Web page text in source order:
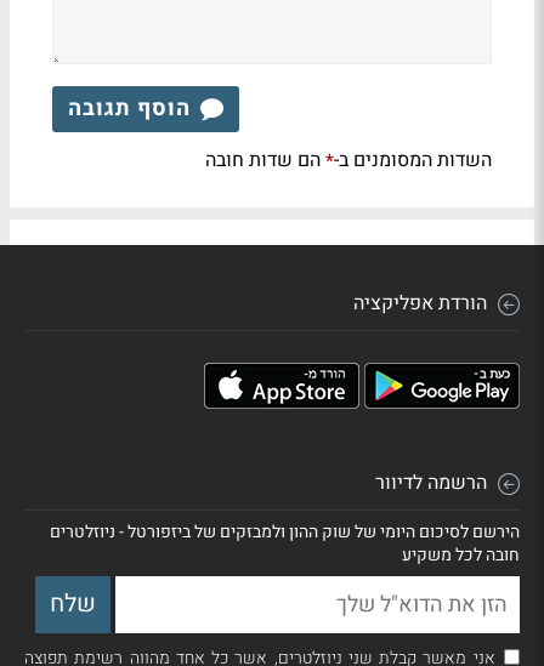
הוסף תגובה
השדות המסומנים ב-*הם שדות חובה
הורדת אפליקציה
הרשמה לדיוור
הירשם לסיכום היומי של שוק ההון ולמבזקים של ביזפורטל - ניוזלטרים
חובה לכל משקיע
אני מאשר קבלת שני ניוזלטרים, אשר כל אחד מהווה רשימת תפוצה